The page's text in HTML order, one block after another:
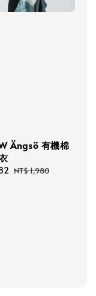
Ängsö 有機棉
Regular
NT$ 1,980